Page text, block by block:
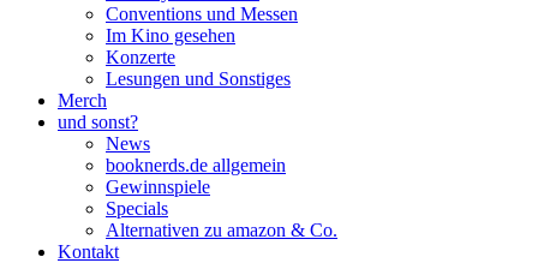
Conventions und Messen
Im Kino gesehen
Konzerte
Lesungen und Sonstiges
Merch
und sonst?
News
booknerds.de allgemein
Gewinnspiele
Specials
Alternativen zu amazon & Co.
Kontakt